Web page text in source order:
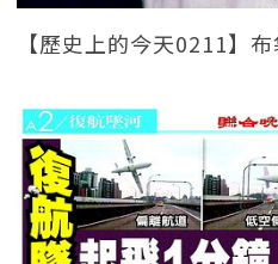
【歷史上的今天0211】